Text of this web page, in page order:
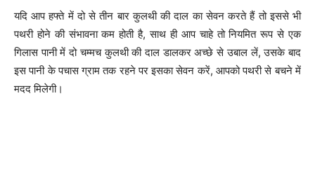
यदि आप हफ्ते में दो से तीन बार कुलथी की दाल का सेवन करते हैं तो इससे भी
पथरी होने की संभावना कम होती है, साथ ही आप चाहे तो नियमित रूप से एक
गिलास पानी में दो चम्मच कुलथी की दाल डालकर अच्छे से उबाल लें, उसके बाद
इस पानी के पचास ग्राम तक रहने पर इसका सेवन करें, आपको पथरी से बचने में
मदद मिलेगी।